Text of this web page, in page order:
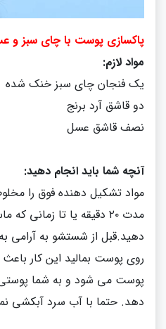
پاکسازی پوست با چای سبز و
مواد لازم:
یک فنجان چای سبز خنک شده
دو قاشق آرد برنج
نصف قاشق عسل
آنچه شما باید انجام دهید:
مواد تشکیل دهنده فوق را
مدت ۲۰ دقیقه یا تا
دهید.قبل از شستشو به آرامی
روی پوست بمالید این کار
پوست می شود و به شما
دهد. حتما با آب سرد آبکشی